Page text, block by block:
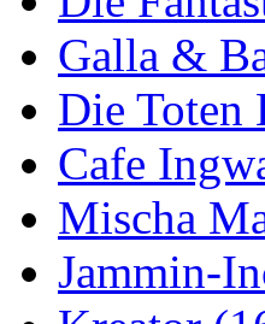
Galla &
Die Toten
Cafe
Mischa
Jammin-